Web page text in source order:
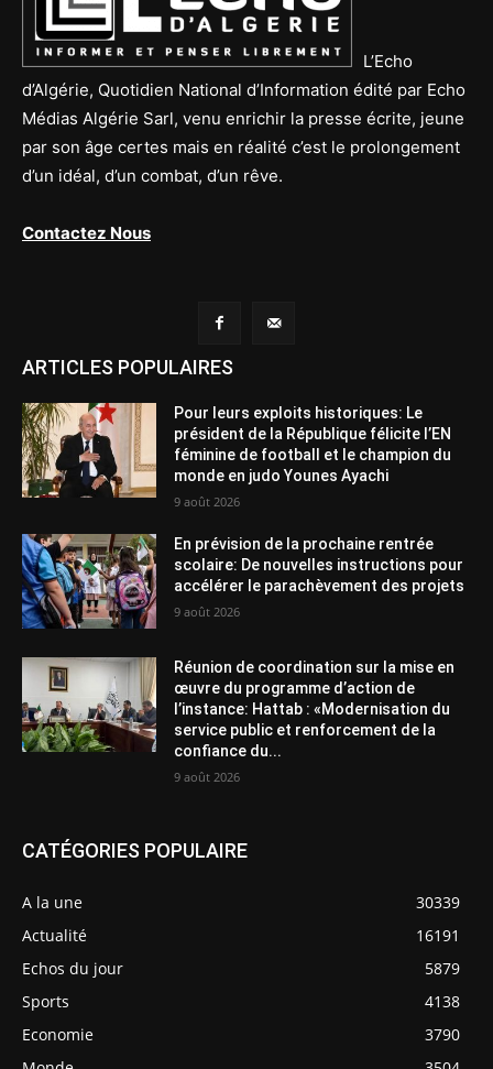
L’Echo
d’Algérie, Quotidien National d’Information édité par Echo
Médias Algérie Sarl, venu enrichir la presse écrite, jeune
par son âge certes mais en réalité c’est le prolongement
d’un idéal, d’un combat, d’un rêve.
Contactez Nous
ARTICLES POPULAIRES
Pour leurs exploits historiques: Le
président de la République félicite l’EN
féminine de football et le champion du
monde en judo Younes Ayachi
9 août 2026
En prévision de la prochaine rentrée
scolaire: De nouvelles instructions pour
accélérer le parachèvement des projets
9 août 2026
Réunion de coordination sur la mise en
œuvre du programme d’action de
l’instance: Hattab : «Modernisation du
service public et renforcement de la
confiance du...
9 août 2026
CATÉGORIES POPULAIRE
A la une
30339
Actualité
16191
Echos du jour
5879
Sports
4138
Economie
3790